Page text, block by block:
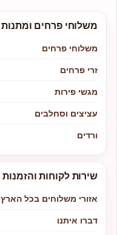
משלוחי פרחים ומתנות
משלוחי פרחים
זרי פרחים
מגשי פירות
עציצים וסחלבים
ורדים
שירות לקוחות והזמנות
אזורי משלוחים בכל הארץ
דברו איתנו